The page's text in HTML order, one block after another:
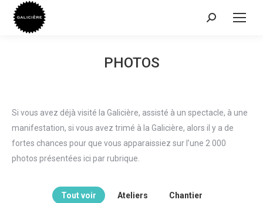
Recherche
PHOTOS
Si vous avez déjà visité la Galicière, assisté à un spectacle, à une
manifestation, si vous avez trimé à la Galicière, alors il y a de
fortes chances pour que vous apparaissiez sur l’une 2 000
photos présentées ici par rubrique.
Tout voir Ateliers
Chantier